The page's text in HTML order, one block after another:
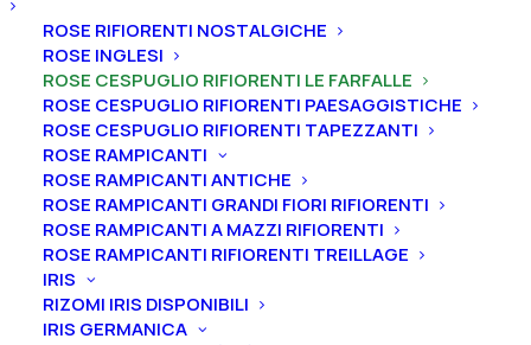
ROSE RIFIORENTI NOSTALGICHE
ROSE INGLESI
ROSE CESPUGLIO RIFIORENTI LE FARFALLE
ROSE CESPUGLIO RIFIORENTI PAESAGGISTICHE
ROSE CESPUGLIO RIFIORENTI TAPEZZANTI
ROSE RAMPICANTI
ROSE RAMPICANTI ANTICHE
ROSE RAMPICANTI GRANDI FIORI RIFIORENTI
ROSE RAMPICANTI A MAZZI RIFIORENTI
ROSE RAMPICANTI RIFIORENTI TREILLAGE
IRIS
RIZOMI IRIS DISPONIBILI
IRIS GERMANICA
Rosa cespuglio rifiorenti le
farfalle “Occhi di Fata”
19,00€
Varietà particolare con mazzi che regalano effetto di
massa, grazie alle sue tinte cangianti e variopinte: i
petali, infatti, da un bianco latte purissimo, mutano
colore in tonalità porpora sempre più intense.